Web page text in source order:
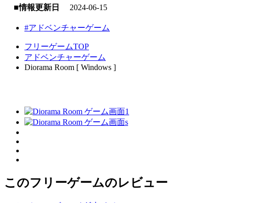
■情報更新日
2024-06-15
#アドベンチャーゲーム
フリーゲームTOP
アドベンチャーゲーム
Diorama Room [ Windows ]
このフリーゲームのレビュー